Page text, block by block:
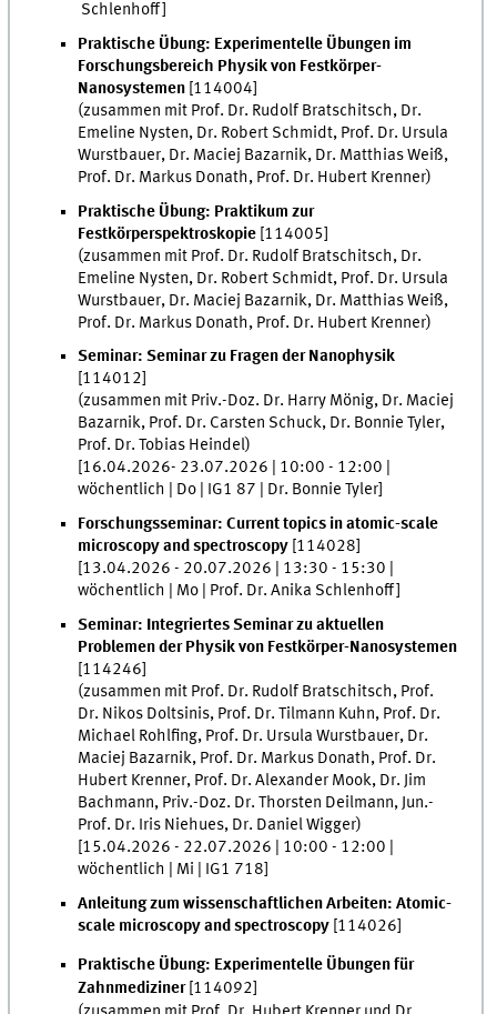
Schlenhoff]
Praktische Übung: Experimentelle Übungen im
Forschungsbereich Physik von Festkörper-
Nanosystemen [114004]
(zusammen mit Prof. Dr. Rudolf Bratschitsch, Dr.
Emeline Nysten, Dr. Robert Schmidt, Prof. Dr. Ursula
Wurstbauer, Dr. Maciej Bazarnik, Dr. Matthias Weiß,
Prof. Dr. Markus Donath, Prof. Dr. Hubert Krenner)
Praktische Übung: Praktikum zur
Festkörperspektroskopie [114005]
(zusammen mit Prof. Dr. Rudolf Bratschitsch, Dr.
Emeline Nysten, Dr. Robert Schmidt, Prof. Dr. Ursula
Wurstbauer, Dr. Maciej Bazarnik, Dr. Matthias Weiß,
Prof. Dr. Markus Donath, Prof. Dr. Hubert Krenner)
Seminar: Seminar zu Fragen der Nanophysik
[114012]
(zusammen mit Priv.-Doz. Dr. Harry Mönig, Dr. Maciej
Bazarnik, Prof. Dr. Carsten Schuck, Dr. Bonnie Tyler,
Prof. Dr. Tobias Heindel)
[16.04.2026- 23.07.2026 | 10:00 - 12:00 |
wöchentlich | Do | IG1 87 | Dr. Bonnie Tyler]
Forschungsseminar: Current topics in atomic-scale
microscopy and spectroscopy [114028]
[13.04.2026 - 20.07.2026 | 13:30 - 15:30 |
wöchentlich | Mo | Prof. Dr. Anika Schlenhoff]
Seminar: Integriertes Seminar zu aktuellen
Problemen der Physik von Festkörper-Nanosystemen
[114246]
(zusammen mit Prof. Dr. Rudolf Bratschitsch, Prof.
Dr. Nikos Doltsinis, Prof. Dr. Tilmann Kuhn, Prof. Dr.
Michael Rohlfing, Prof. Dr. Ursula Wurstbauer, Dr.
Maciej Bazarnik, Prof. Dr. Markus Donath, Prof. Dr.
Hubert Krenner, Prof. Dr. Alexander Mook, Dr. Jim
Bachmann, Priv.-Doz. Dr. Thorsten Deilmann, Jun.-
Prof. Dr. Iris Niehues, Dr. Daniel Wigger)
[15.04.2026 - 22.07.2026 | 10:00 - 12:00 |
wöchentlich | Mi | IG1 718]
Anleitung zum wissenschaftlichen Arbeiten: Atomic-
scale microscopy and spectroscopy [114026]
Praktische Übung: Experimentelle Übungen für
Zahnmediziner [114092]